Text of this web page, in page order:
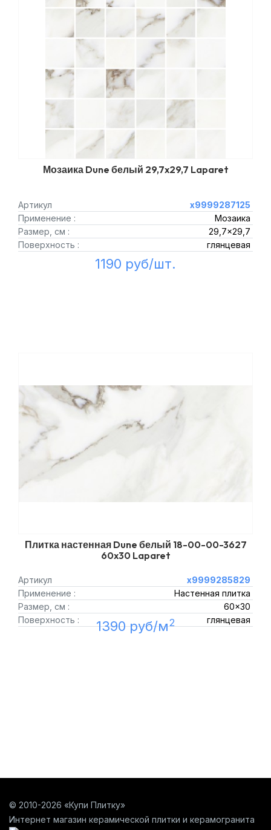
Мозаика Dune белый 29,7x29,7 Laparet
Артикул
х9999287125
Применение :
Мозаика
Размер, см :
29,7x29,7
Поверхность :
глянцевая
1190 руб/шт.
Плитка настенная Dune белый 18-00-00-3627
60x30 Laparet
Артикул
х9999285829
Применение :
Настенная плитка
Размер, см :
60x30
Поверхность :
глянцевая
1390 руб/м2
© 2010-2026 «Купи Плитку»
Интернет магазин керамической плитки и керамогранита